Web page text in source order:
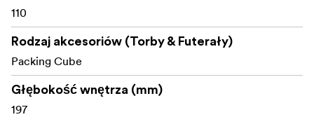
110
Rodzaj akcesoriów (Torby & Futerały)
Packing Cube
Głębokość wnętrza (mm)
197